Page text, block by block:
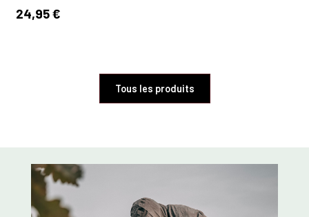
24,95 €
Tous les produits